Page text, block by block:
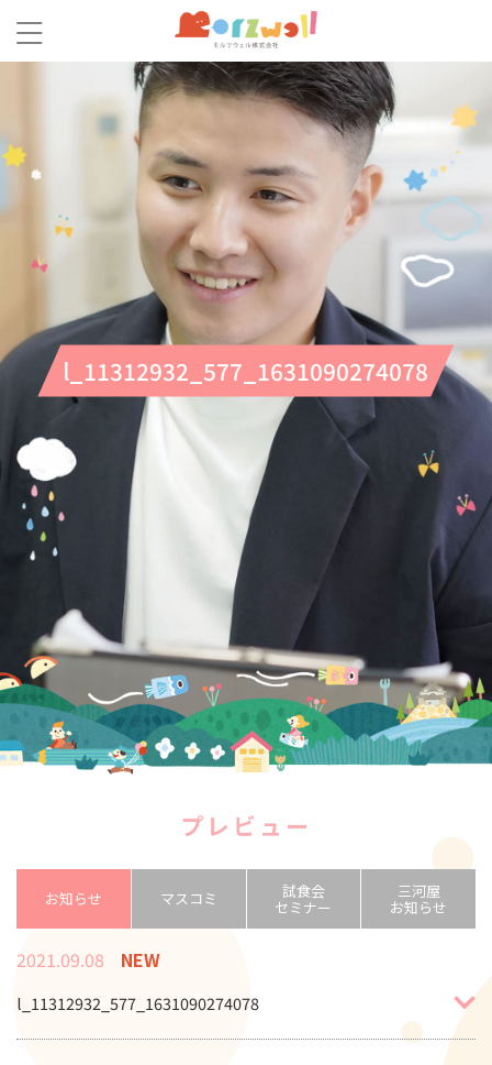
l_11312932_577_1631090274078
プレビュー
お知らせ マスコミ 試食会
セミナー
三河屋
お知らせ
2021.09.08 NEW
l_11312932_577_1631090274078